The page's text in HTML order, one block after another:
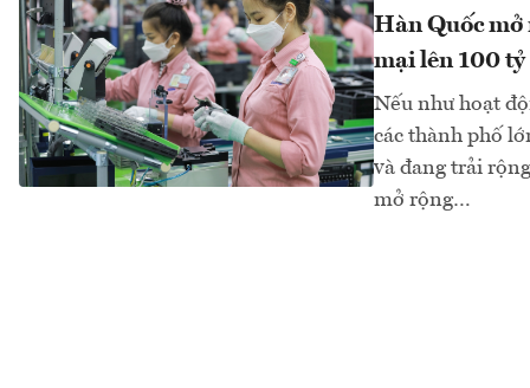
Hàn Quốc mở
mại lên 100
Nếu như hoạt
các thành phố
và đang trải
mở rộng…